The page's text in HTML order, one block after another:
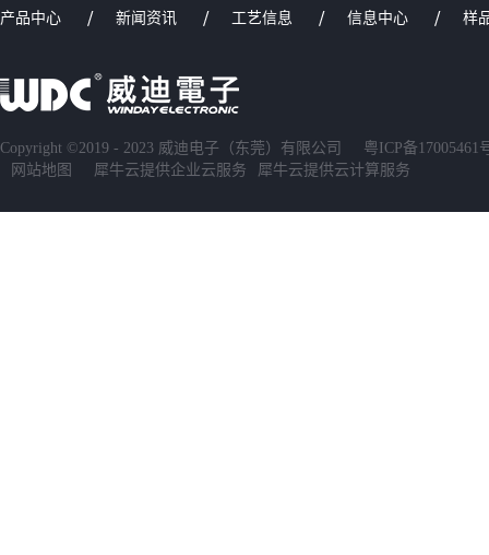
产品中心 新闻资讯 工艺信息 信息中心 样
Copyright ©2019 - 2023 威迪电子（东莞）有限公司
粤ICP备17005461
网站地图
犀牛云提供企业云服务 犀牛云提供云计算服务